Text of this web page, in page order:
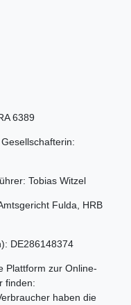
6389
Tobias Witzel
Fulda, HRB
DE286148374
Plattform zur Online-
finden:
haben die